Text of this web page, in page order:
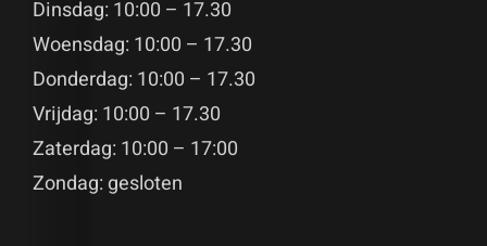
Dinsdag: 10:00 – 17.30
Woensdag: 10:00 – 17.30
Donderdag: 10:00 – 17.30
Vrijdag: 10:00 – 17.30
Zaterdag: 10:00 – 17:00
Zondag: gesloten